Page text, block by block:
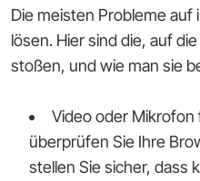
Die meisten Probleme auf
lösen. Hier sind die, auf
stoßen, und wie man sie
Video oder
überprüfen Sie Ihre
stellen Sie sicher, dass